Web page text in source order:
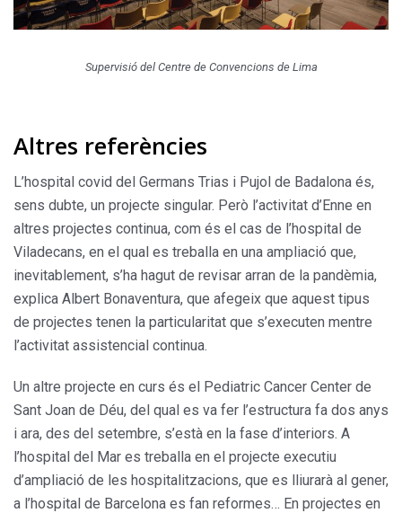
Supervisió del Centre de Convencions de Lima
Altres referències
L’hospital covid del Germans Trias i Pujol de Badalona és,
sens dubte, un projecte singular. Però l’activitat d’Enne en
altres projectes continua, com és el cas de l’hospital de
Viladecans, en el qual es treballa en una ampliació que,
inevitablement, s’ha hagut de revisar arran de la pandèmia,
explica Albert Bonaventura, que afegeix que aquest tipus
de projectes tenen la particularitat que s’executen mentre
l’activitat assistencial continua.
Un altre projecte en curs és el Pediatric Cancer Center de
Sant Joan de Déu, del qual es va fer l’estructura fa dos anys
i ara, des del setembre, s’està en la fase d’interiors. A
l’hospital del Mar es treballa en el projecte executiu
d’ampliació de les hospitalitzacions, que es lliurarà al gener,
a l’hospital de Barcelona es fan reformes… En projectes en